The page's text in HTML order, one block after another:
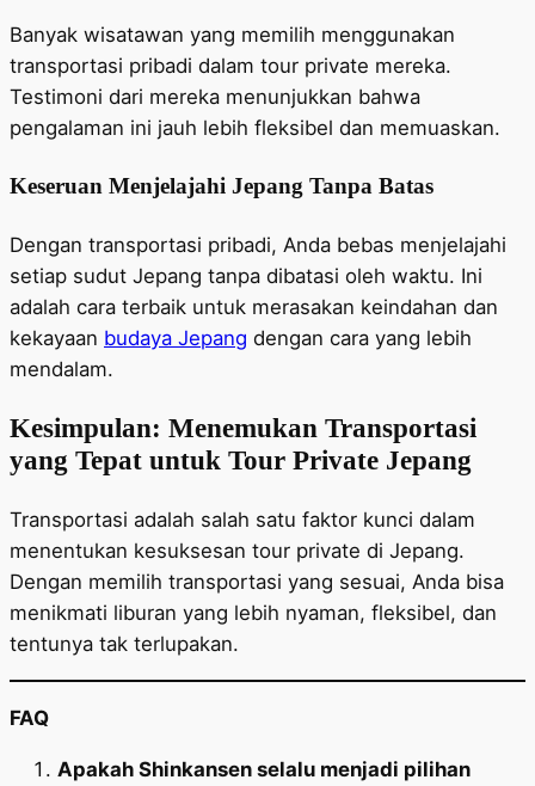
Banyak wisatawan yang memilih menggunakan
transportasi pribadi dalam tour private mereka.
Testimoni dari mereka menunjukkan bahwa
pengalaman ini jauh lebih fleksibel dan memuaskan.
Keseruan Menjelajahi Jepang Tanpa Batas
Dengan transportasi pribadi, Anda bebas menjelajahi
setiap sudut Jepang tanpa dibatasi oleh waktu. Ini
adalah cara terbaik untuk merasakan keindahan dan
kekayaan budaya Jepang dengan cara yang lebih
mendalam.
Kesimpulan: Menemukan Transportasi
yang Tepat untuk Tour Private Jepang
Transportasi adalah salah satu faktor kunci dalam
menentukan kesuksesan tour private di Jepang.
Dengan memilih transportasi yang sesuai, Anda bisa
menikmati liburan yang lebih nyaman, fleksibel, dan
tentunya tak terlupakan.
FAQ
Apakah Shinkansen selalu menjadi pilihan